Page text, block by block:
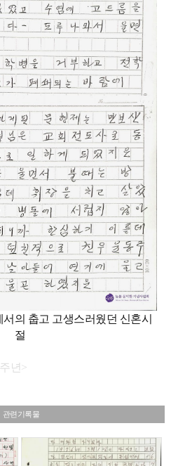
의 춥고 고생스러웠던 신혼시
절
년>
관련기록물